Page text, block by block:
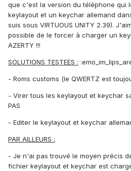
que c'est la version du téléphone qui
keylayout et un keychar allemand
suis sous VIRTUOUS UNITY 2.39).
possible de le forcer à charger un
AZERTY !!!
SOLUTIONS TESTEES :
- Roms customs (le QWERTZ est
- Virer tous les keylayout et keychar
PAS
- Editer le keylayout et keychar
PAR AILLEURS :
- Je n'ai pas trouvé le moyen précis
fichier keylayout et keychar est